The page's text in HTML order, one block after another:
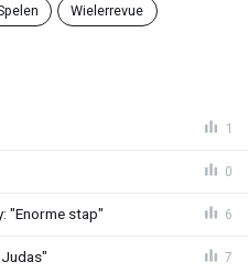
Wielerrevue
1
0
"Enorme stap" 6
7